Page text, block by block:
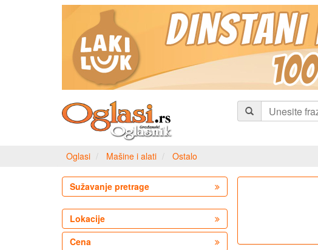
Oglasi Mašine i alati Ostalo
Sužavanje pretrage
Lokacije
Cena